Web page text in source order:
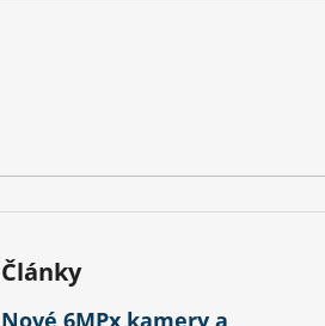
Články
Nové 6MPx kamery a